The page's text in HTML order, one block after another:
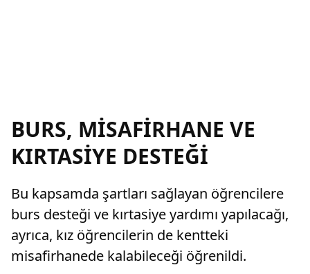
BURS, MİSAFİRHANE VE
KIRTASİYE DESTEĞİ
Bu kapsamda şartları sağlayan öğrencilere
burs desteği ve kırtasiye yardımı yapılacağı,
ayrıca, kız öğrencilerin de kentteki
misafirhanede kalabileceği öğrenildi.